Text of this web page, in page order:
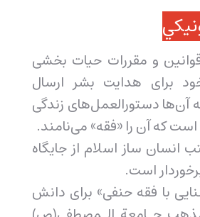
و مقررات حیات بخشی
برای هدایت بشر ارسال
آن‌ها دستورالعمل‌های زندگی
که آن را «فقه» می‌نامند.
انسان ساز اسلام از جایگاه
است.
با فقه حنفی» برای دانش